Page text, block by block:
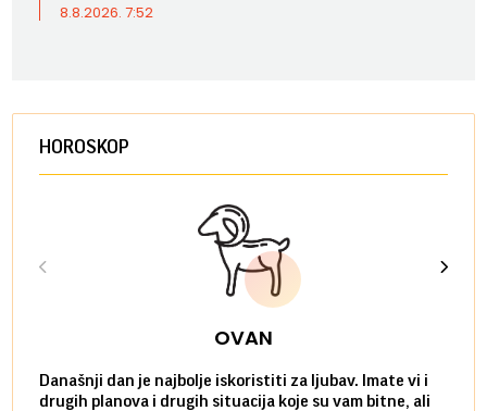
8.8.2026. 7:52
HOROSKOP
OVAN
Današnji dan je najbolje iskoristiti za ljubav. Imate vi i
drugih planova i drugih situacija koje su vam bitne, ali